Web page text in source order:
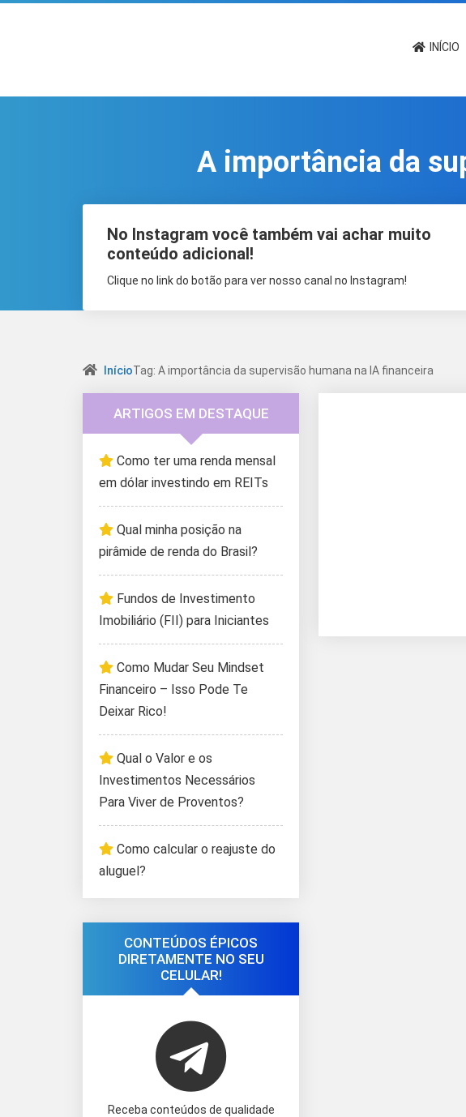
INÍCIO
A importância da
No Instagram você também vai achar muito
conteúdo adicional!
Clique no link do botão para ver nosso canal no Instagram!
InícioTag: A importância da supervisão humana na IA financeira
ARTIGOS EM DESTAQUE
Como ter uma renda mensal
em dólar investindo em REITs
Qual minha posição na
pirâmide de renda do Brasil?
Fundos de Investimento
Imobiliário (FII) para Iniciantes
Como Mudar Seu Mindset
Financeiro – Isso Pode Te
Deixar Rico!
Qual o Valor e os
Investimentos Necessários
Para Viver de Proventos?
Como calcular o reajuste do
aluguel?
CONTEÚDOS ÉPICOS
DIRETAMENTE NO SEU
CELULAR!
Receba conteúdos de qualidade